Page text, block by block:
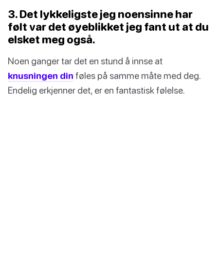
3. Det lykkeligste jeg noensinne har
følt var det øyeblikket jeg fant ut at du
elsket meg også.
Noen ganger tar det en stund å innse at
knusningen din føles på samme måte med deg.
Endelig erkjenner det, er en fantastisk følelse.